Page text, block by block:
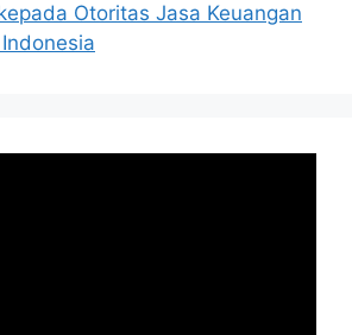
Otoritas Jasa Keuangan